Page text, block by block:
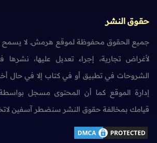
حقوق النشر
جميع الحقوق محفوظة لموقع هرمش. لا يسمح
لأغراض تجارية، إجراء تعديل عليها،
الشروحات في تطبيق أو في كتاب إلا في حال
قيامك بمخالفة حقوق النشر سنضطر آسفين لاتخاذ